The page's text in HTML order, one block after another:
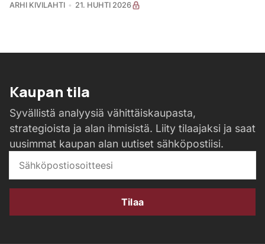
ARHI KIVILAHTI 21. HUHTI 2026
Kaupan tila
Syvällistä analyysiä vähittäiskaupasta,
strategioista ja alan ihmisistä. Liity tilaajaksi ja saat
uusimmat kaupan alan uutiset sähköpostiisi.
Tilaa